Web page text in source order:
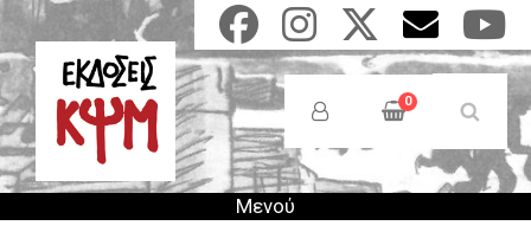
Παράκαμψη
προς
το
κυρίως
περιεχόμενο
Anonymous
Users
Menu
0
Μενού